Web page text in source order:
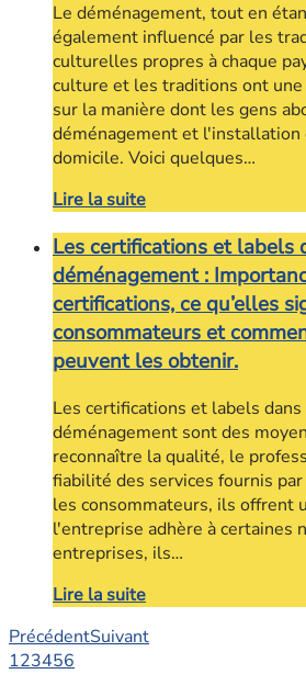
Le déménagement, tout en
également influencé par les
culturelles propres à chaque
culture et les traditions ont
sur la manière dont les gens
déménagement et l'installation
domicile. Voici quelques…
Lire la suite
Les certifications et labels
déménagement :
certifications, ce qu’elles
consommateurs et
peuvent les obtenir.
Les certifications et labels
déménagement sont des
reconnaître la qualité, le
fiabilité des services fournis
les consommateurs, ils offrent
l'entreprise adhère à certaines
entreprises, ils…
Lire la suite
PrécédentSuivant
123456